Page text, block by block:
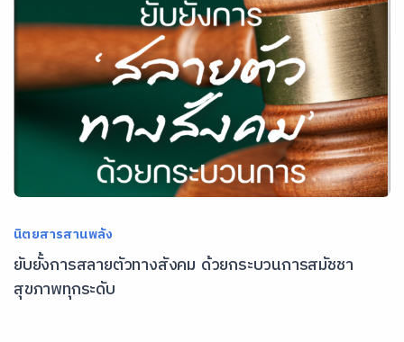
นิตยสารสานพลัง
ยับยั้งการสลายตัวทางสังคม ด้วยกระบวนการสมัชชา
สุขภาพทุกระดับ